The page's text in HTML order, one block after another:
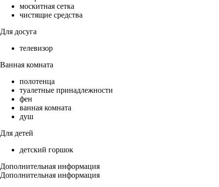
москитная сетка
чистящие средства
Для досуга
телевизор
Ванная комната
полотенца
туалетные принадлежности
фен
ванная комната
душ
Для детей
детский горшок
Дополнительная информация
Дополнительная информация